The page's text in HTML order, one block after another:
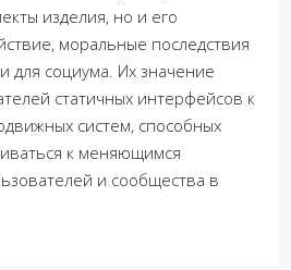
изделия, но и его
моральные последствия
для социума. Их значение
статичных интерфейсов к
систем, способных
к меняющимся
и сообщества в